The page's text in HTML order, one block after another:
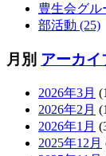
豊生会グル
部活動 (25)
月別 アーカイ
2026年3月
2026年2月
2026年1月
2025年12月